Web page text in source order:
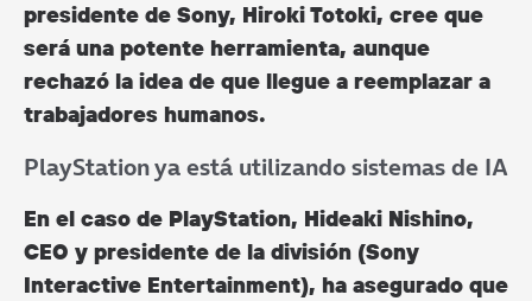
presidente de Sony, Hiroki Totoki, cree que
será una potente herramienta, aunque
rechazó la idea de que llegue a reemplazar a
trabajadores humanos.
PlayStation ya está utilizando sistemas de IA
En el caso de PlayStation, Hideaki Nishino,
CEO y presidente de la división (Sony
Interactive Entertainment), ha asegurado que